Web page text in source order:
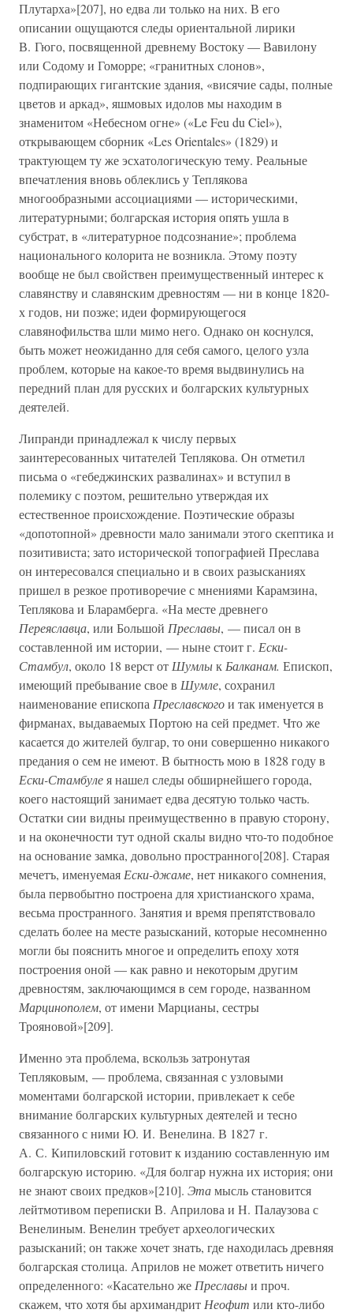
Плутарха»[207], но едва ли только на них. В его
описании ощущаются следы ориентальной лирики
В. Гюго, посвященной древнему Востоку — Вавилону
или Содому и Гоморре; «гранитных слонов»,
подпирающих гигантские здания, «висячие сады, полные
цветов и аркад», яшмовых идолов мы находим в
знаменитом «Небесном огне» («Le Feu du Ciel»),
открывающем сборник «Les Orientales» (1829) и
трактующем ту же эсхатологическую тему. Реальные
впечатления вновь облеклись у Теплякова
многообразными ассоциациями — историческими,
литературными; болгарская история опять ушла в
субстрат, в «литературное подсознание»; проблема
национального колорита не возникла. Этому поэту
вообще не был свойствен преимущественный интерес к
славянству и славянским древностям — ни в конце 1820-
х годов, ни позже; идеи формирующегося
славянофильства шли мимо него. Однако он коснулся,
быть может неожиданно для себя самого, целого узла
проблем, которые на какое-то время выдвинулись на
передний план для русских и болгарских культурных
деятелей.
Липранди принадлежал к числу первых
заинтересованных читателей Теплякова. Он отметил
письма о «гебеджинских развалинах» и вступил в
полемику с поэтом, решительно утверждая их
естественное происхождение. Поэтические образы
«допотопной» древности мало занимали этого скептика и
позитивиста; зато исторической топографией Преслава
он интересовался специально и в своих разысканиях
пришел в резкое противоречие с мнениями Карамзина,
Теплякова и Бларамберга. «На месте древнего
Переяславца, или Большой Преславы, — писал он в
составленной им истории, — ныне стоит г. Ески-
Стамбул, около 18 верст от Шумлык Балканам. Епископ,
имеющий пребывание свое в Шумле, сохранил
наименование епископа Преславскогои так именуется в
фирманах, выдаваемых Портою на сей предмет. Что же
касается до жителей булгар, то они совершенно никакого
предания о сем не имеют. В бытность мою в 1828 году в
Ески-Стамбулея нашел следы обширнейшего города,
коего настоящий занимает едва десятую только часть.
Остатки сии видны преимущественно в правую сторону,
и на оконечности тут одной скалы видно что-то подобное
на основание замка, довольно пространного[208]. Старая
мечетъ, именуемая Ески-джаме, нет никакого сомнения,
была первобытно построена для христианского храма,
весьма пространного. Занятия и время препятствовало
сделать более на месте разысканий, которые несомненно
могли бы пояснить многое и определить епоху хотя
построения оной — как равно и некоторым другим
древностям, заключающимся в сем городе, названном
Марцинополем, от имени Марцианы, сестры
Трояновой»[209].
Именно эта проблема, вскользь затронутая
Тепляковым, — проблема, связанная с узловыми
моментами болгарской истории, привлекает к себе
внимание болгарских культурных деятелей и тесно
связанного с ними Ю. И. Венелина. В 1827 г.
А. С. Кипиловский готовит к изданию составленную им
болгарскую историю. «Для болгар нужна их история; они
не знают своих предков»[210]. Этамысль становится
лейтмотивом переписки В. Априлова и Н. Палаузова с
Венелиным. Венелин требует археологических
разысканий; он также хочет знать, где находилась древняя
болгарская столица. Априлов не может ответить ничего
определенного: «Касательно же Преславыи проч.
скажем, что хотя бы архимандрит Неофит или кто-либо